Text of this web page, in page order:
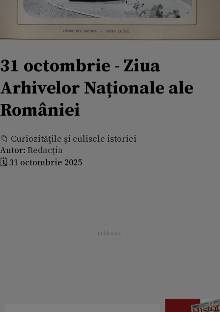
31 octombrie - Ziua
Arhivelor Naționale ale
României
📁 Curiozităţile şi culisele istoriei
Autor: Redacția
🗓️ 31 octombrie 2025